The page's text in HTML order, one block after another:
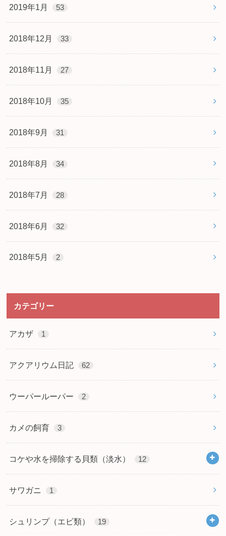
2019年1月 53
2018年12月 33
2018年11月 27
2018年10月 35
2018年9月 31
2018年8月 34
2018年7月 28
2018年6月 32
2018年5月 2
カテゴリー
アカザ 1
アクアリウム日記 62
ウーパールーパー 2
カメの飼育 3
コケや水を掃除する貝類（淡水） 12
サワガニ 1
シュリンプ（エビ類） 19